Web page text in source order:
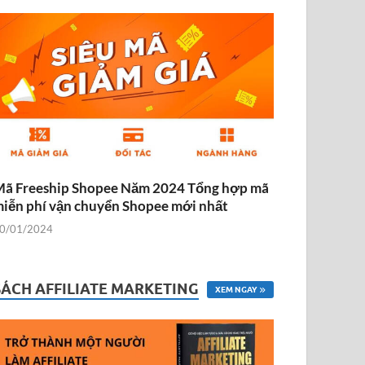
Freeship Shopee Năm 2024 Tổng hợp mã
phí vận chuyển Shopee mới nhất
01/2024
AFFILIATE MARKETING XEM NGAY